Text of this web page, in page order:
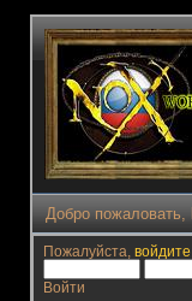
Добро пожаловать,
Пожалуйста, войдите
Войти